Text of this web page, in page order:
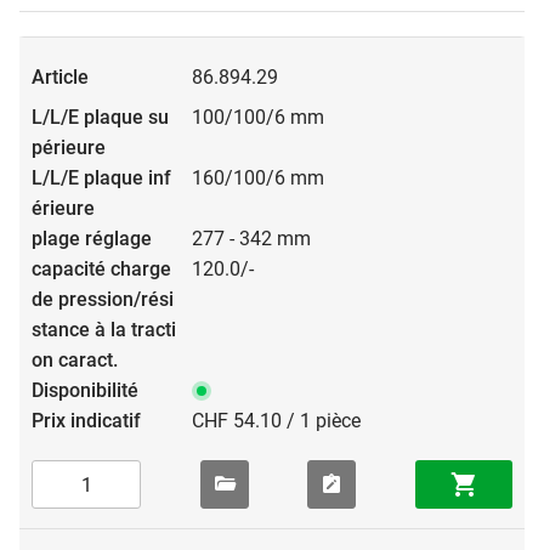
86.894.29
100/100/6 mm
160/100/6 mm
277 - 342 mm
120.0/-
CHF 54.10 / 1 pièce